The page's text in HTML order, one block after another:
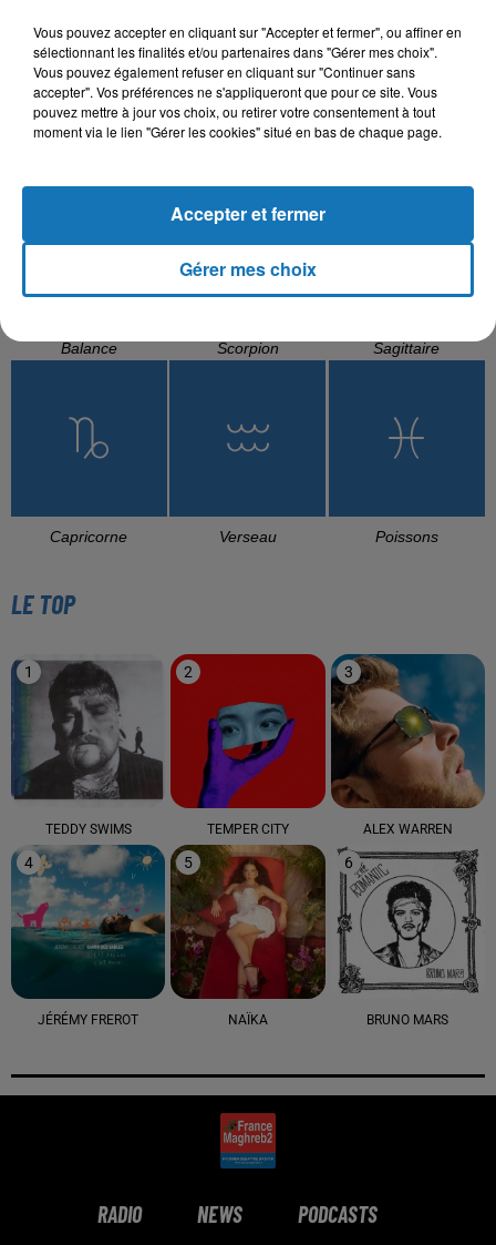
Balance Scorpion Sagittaire
Capricorne Verseau Poissons
LE TOP
1
TEDDY SWIMS
2
TEMPER CITY
3
ALEX WARREN
4
JÉRÉMY FREROT
5
NAÏKA
6
BRUNO MARS
RADIO NEWS PODCASTS
Vous pouvez accepter en cliquant sur "Accepter et fermer", ou affiner en
sélectionnant les finalités et/ou partenaires dans "Gérer mes choix".
Vous pouvez également refuser en cliquant sur "Continuer sans
accepter". Vos préférences ne s'appliqueront que pour ce site. Vous
pouvez mettre à jour vos choix, ou retirer votre consentement à tout
moment via le lien "Gérer les cookies" situé en bas de chaque page.
Gérer mes choix
Accepter et fermer